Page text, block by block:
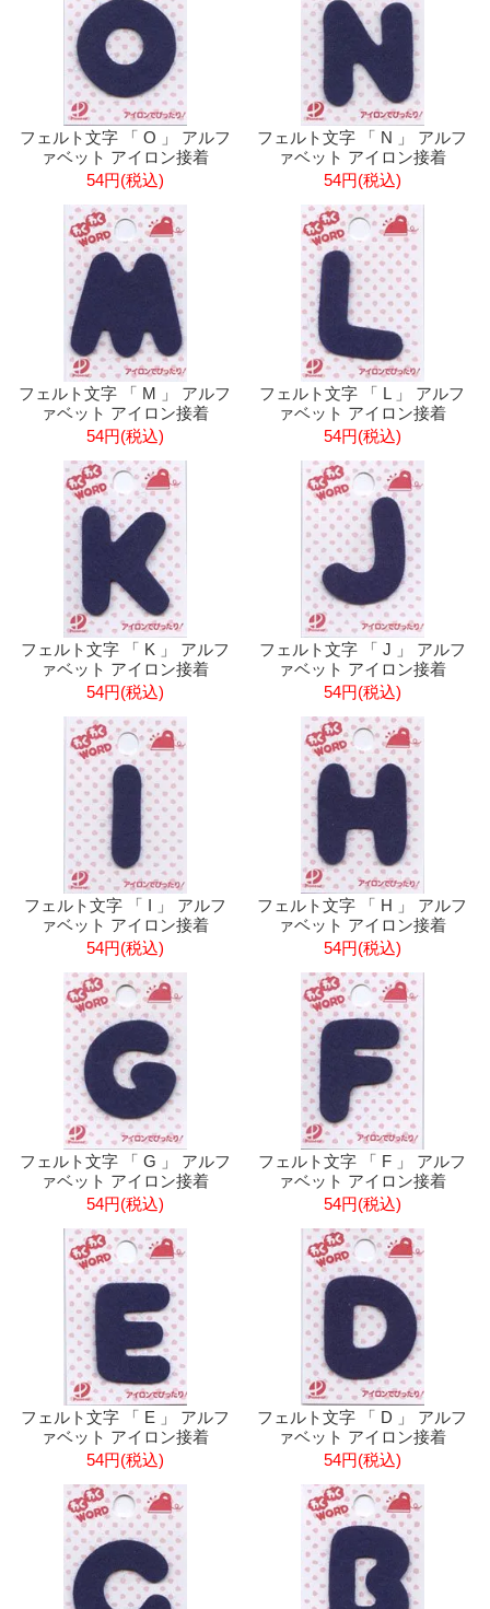
フェルト文字 「 O 」 アルフ
ァベット アイロン接着
54円(税込)
フェルト文字 「 N 」 アルフ
ァベット アイロン接着
54円(税込)
フェルト文字 「 M 」 アルフ
ァベット アイロン接着
54円(税込)
フェルト文字 「 L 」 アルフ
ァベット アイロン接着
54円(税込)
フェルト文字 「 K 」 アルフ
ァベット アイロン接着
54円(税込)
フェルト文字 「 J 」 アルフ
ァベット アイロン接着
54円(税込)
フェルト文字 「 I 」 アルフ
ァベット アイロン接着
54円(税込)
フェルト文字 「 H 」 アルフ
ァベット アイロン接着
54円(税込)
フェルト文字 「 G 」 アルフ
ァベット アイロン接着
54円(税込)
フェルト文字 「 F 」 アルフ
ァベット アイロン接着
54円(税込)
フェルト文字 「 E 」 アルフ
ァベット アイロン接着
54円(税込)
フェルト文字 「 D 」 アルフ
ァベット アイロン接着
54円(税込)